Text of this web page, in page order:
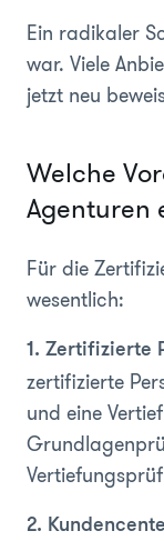
Ein radikaler
war. Viele
jetzt neu
Welche
Agenturen
Für die
wesentlich:
1. Zertifizierte
zertifizierte
und eine
2.